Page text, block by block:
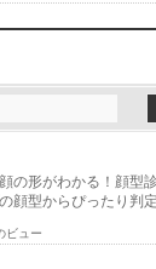
の形がわかる！顔型
顔型からぴったり判定
ビュー